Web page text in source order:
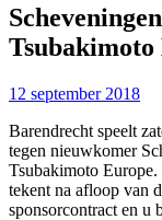
12 september 2018
Barendrecht speelt
tegen nieuwkomer
Tsubakimoto
tekent na afloop van
sponsorcontract en u